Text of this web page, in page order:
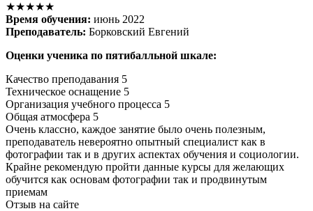
★★★★★
Время обучения: июнь 2022
Преподаватель: Борковский Евгений
Оценки ученика по пятибалльной шкале:
Качество преподавания 5
Техническое оснащение 5
Организация учебного процесса 5
Общая атмосфера 5
Очень классно, каждое занятие было очень полезным,
преподаватель невероятно опытный специалист как в
фотографии так и в других аспектах обучения и социологии.
Крайне рекомендую пройти данные курсы для желающих
обучится как основам фотографии так и продвинутым
приемам
Отзыв на сайте